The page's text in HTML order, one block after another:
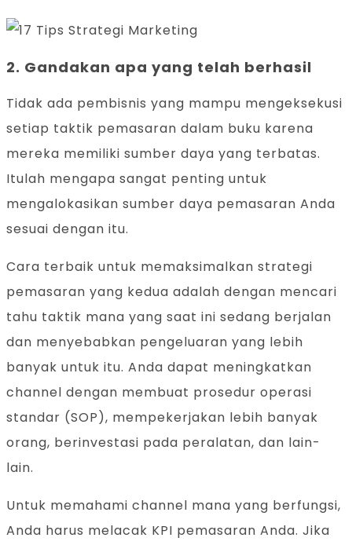
2. Gandakan apa yang telah berhasil
Tidak ada pembisnis yang mampu mengeksekusi
setiap taktik pemasaran dalam buku karena
mereka memiliki sumber daya yang terbatas.
Itulah mengapa sangat penting untuk
mengalokasikan sumber daya pemasaran Anda
sesuai dengan itu.
Cara terbaik untuk memaksimalkan strategi
pemasaran yang kedua adalah dengan mencari
tahu taktik mana yang saat ini sedang berjalan
dan menyebabkan pengeluaran yang lebih
banyak untuk itu. Anda dapat meningkatkan
channel dengan membuat prosedur operasi
standar (SOP), mempekerjakan lebih banyak
orang, berinvestasi pada peralatan, dan lain-
lain.
Untuk memahami channel mana yang berfungsi,
Anda harus melacak KPI pemasaran Anda. Jika